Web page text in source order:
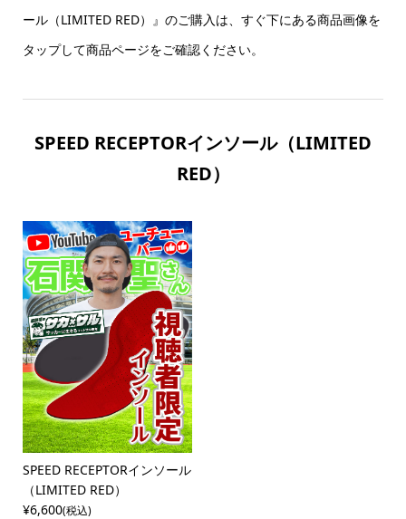
ール（LIMITED RED）』のご購入は、すぐ下にある商品画像を
タップして商品ページをご確認ください。
SPEED RECEPTORインソール（LIMITED
RED）
SPEED RECEPTORインソール
（LIMITED RED）
¥6,600(税込)